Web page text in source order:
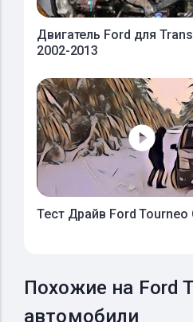
Двигатель Ford для
2002-2013
Тест Драйв Ford Tourneo
Похожие на Ford
автомобили